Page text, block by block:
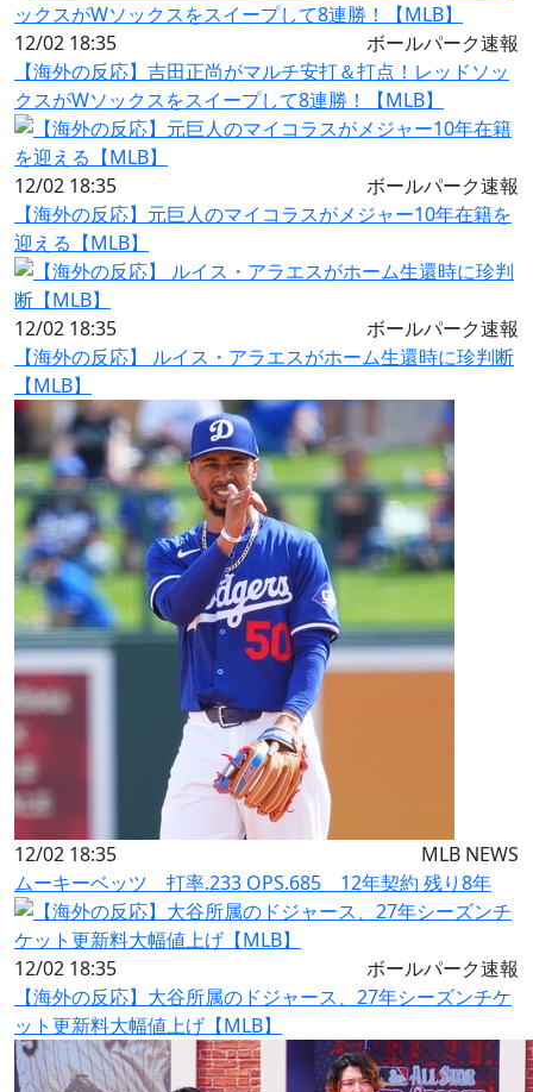
12/02 18:35
ボールパーク速報
【海外の反応】吉田正尚がマルチ安打＆打点！レッドソッ
クスがWソックスをスイープして8連勝！【MLB】
12/02 18:35
ボールパーク速報
【海外の反応】元巨人のマイコラスがメジャー10年在籍を
迎える【MLB】
12/02 18:35
ボールパーク速報
【海外の反応】 ルイス・アラエスがホーム生還時に珍判断
【MLB】
12/02 18:35
MLB NEWS
ムーキーベッツ 打率.233 OPS.685 12年契約 残り8年
12/02 18:35
ボールパーク速報
【海外の反応】大谷所属のドジャース、27年シーズンチケ
ット更新料大幅値上げ【MLB】